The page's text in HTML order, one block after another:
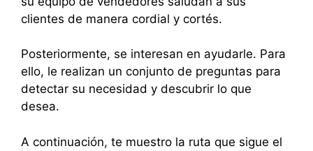
clientes de manera cordial y cortés.
Posteriormente, se interesan en ayudarle. Para
ello, le realizan un conjunto de preguntas para
detectar su necesidad y descubrir lo que
desea.
A continuación, te muestro la ruta que sigue el